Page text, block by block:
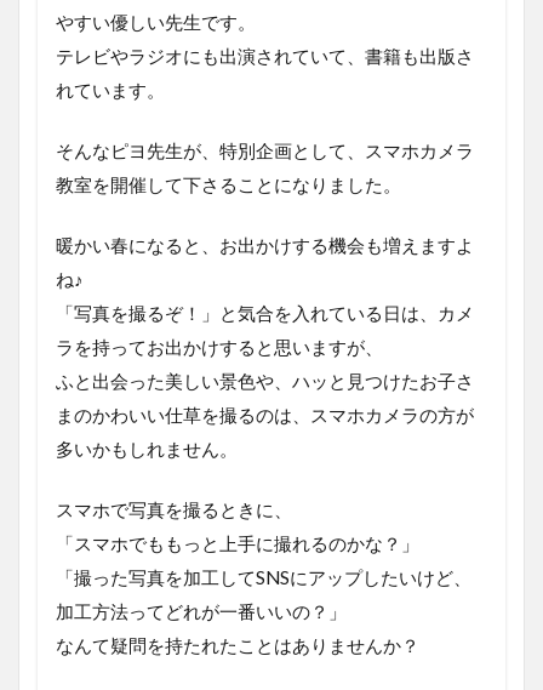
やすい優しい先生です。
テレビやラジオにも出演されていて、書籍も出版さ
れています。
そんなピヨ先生が、特別企画として、スマホカメラ
教室を開催して下さることになりました。
暖かい春になると、お出かけする機会も増えますよ
ね♪
「写真を撮るぞ！」と気合を入れている日は、カメ
ラを持ってお出かけすると思いますが、
ふと出会った美しい景色や、ハッと見つけたお子さ
まのかわいい仕草を撮るのは、スマホカメラの方が
多いかもしれません。
スマホで写真を撮るときに、
「スマホでももっと上手に撮れるのかな？」
「撮った写真を加工してSNSにアップしたいけど、
加工方法ってどれが一番いいの？」
なんて疑問を持たれたことはありませんか？